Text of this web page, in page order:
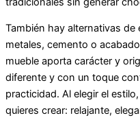
También hay alternativas
metales, cemento o
mueble aporta carácter y
diferente y con un toque
practicidad. Al elegir el
quieres crear: relajante,